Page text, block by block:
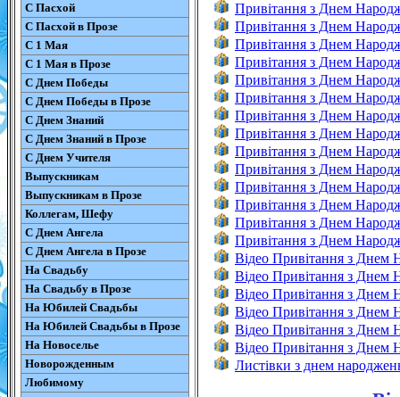
С Пасхой
С Пасхой в Прозе
С 1 Мая
С 1 Мая в Прозе
С Днем Победы
С Днем Победы в Прозе
С Днем Знаний
С Днем Знаний в Прозе
С Днем Учителя
Выпускникам
Выпускникам в Прозе
Коллегам, Шефу
С Днем Ангела
С Днем Ангела в Прозе
На Свадьбу
На Свадьбу в Прозе
На Юбилей Свадьбы
На Юбилей Свадьбы в Прозе
На Новоселье
Новорожденным
Любимому
Привітання з Днем
Привітання з Днем
Привітання з Днем
Привітання з Днем
Привітання з Днем
Привітання з Днем
Привітання з Днем
Привітання з Днем
Привітання з Днем
Привітання з Днем
Привітання з Днем
Привітання з Днем
Привітання з Днем
Привітання з Днем
Відео Привітання з Днем
Відео Привітання з Днем
Відео Привітання з Днем
Відео Привітання з Днем
Відео Привітання з Днем
Відео Привітання з Днем
Листівки з днем